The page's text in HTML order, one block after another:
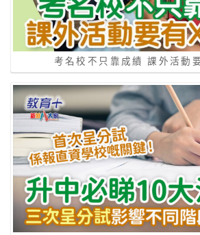
考名校不只靠成績 課外活動